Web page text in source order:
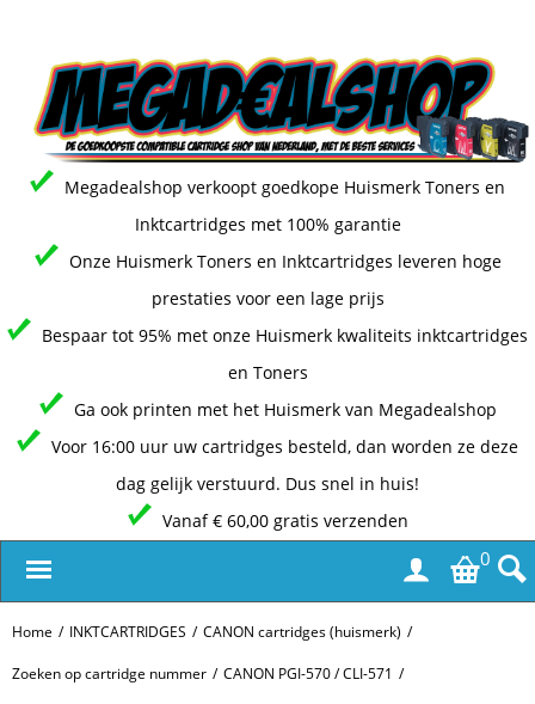
Megadealshop verkoopt goedkope Huismerk Toners en
Inktcartridges met 100% garantie
Onze Huismerk Toners en Inktcartridges leveren hoge
prestaties voor een lage prijs
Bespaar tot 95% met onze Huismerk kwaliteits inktcartridges
en Toners
Ga ook printen met het Huismerk van Megadealshop
Voor 16:00 uur uw cartridges besteld, dan worden ze deze
dag gelijk verstuurd. Dus snel in huis!
Vanaf € 60,00 gratis verzenden
0
Home / INKTCARTRIDGES / CANON cartridges (huismerk) /
Zoeken op cartridge nummer / CANON PGI-570 / CLI-571 /